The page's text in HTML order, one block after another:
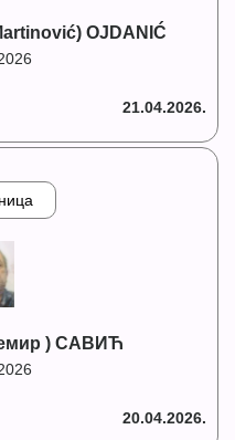
OJDANIĆ
21.04.2026.
) САВИЋ
20.04.2026.